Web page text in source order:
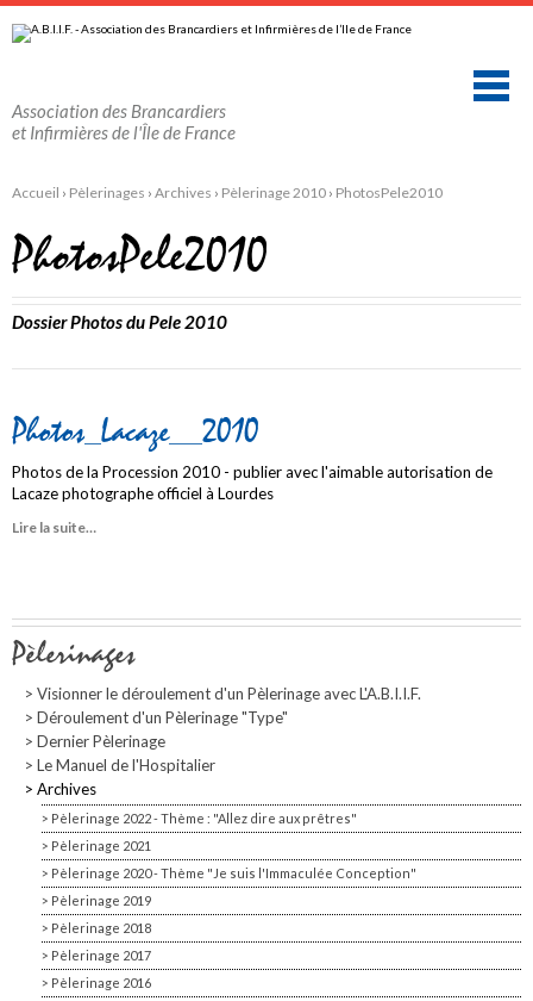
au
contenu.
navigation
personnels
Association des Brancardiers
et Infirmières de l'Île de France
Accueil › Pèlerinages › Archives › Pèlerinage 2010 › PhotosPele2010
PhotosPele2010
Dossier Photos du Pele 2010
Photos_Lacaze__2010
Photos de la Procession 2010 - publier avec l'aimable autorisation de
Lacaze photographe officiel à Lourdes
Lire la suite…
Navigation
Pèlerinages
Visionner le déroulement d'un Pèlerinage avec L'A.B.I.I.F.
Déroulement d'un Pèlerinage "Type"
Dernier Pèlerinage
Le Manuel de l'Hospitalier
Archives
Pèlerinage 2022 - Thème : "Allez dire aux prêtres"
Pèlerinage 2021
Pèlerinage 2020 - Thème "Je suis l'Immaculée Conception"
Pèlerinage 2019
Pèlerinage 2018
Pèlerinage 2017
Pèlerinage 2016